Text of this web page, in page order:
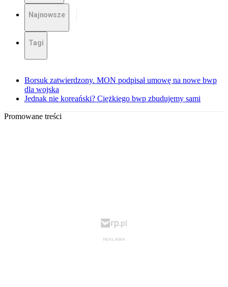
Najnowsze
Tagi
Borsuk zatwierdzony. MON podpisał umowę na nowe bwp
dla wojska
Jednak nie koreański? Ciężkiego bwp zbudujemy sami
Promowane treści